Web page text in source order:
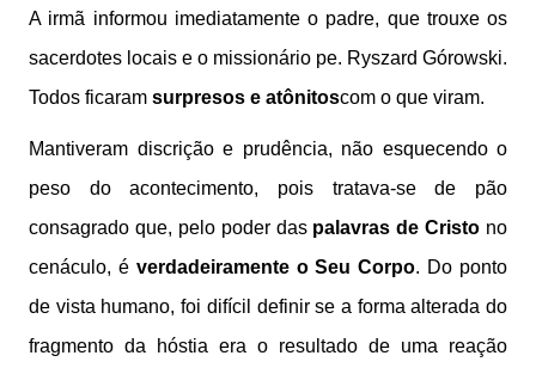
A irmã informou imediatamente o padre, que trouxe os
sacerdotes locais e o missionário pe. Ryszard Górowski.
Todos ficaram surpresos e atônitoscom o que viram.
Mantiveram discrição e prudência, não esquecendo o
peso do acontecimento, pois tratava-se de pão
consagrado que, pelo poder das palavras de Cristo no
cenáculo, é verdadeiramente o Seu Corpo. Do ponto
de vista humano, foi difícil definir se a forma alterada do
fragmento da hóstia era o resultado de uma reação